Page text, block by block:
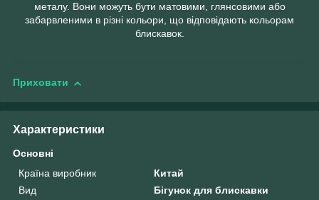
металу. Вони можуть бути матовими, глянсовими або
забарвленими в різні кольори, що відповідають кольорам
блискавок.
Приховати
Характеристики
Основні
Країна виробник
Китай
Вид
Бігунок для блискавки